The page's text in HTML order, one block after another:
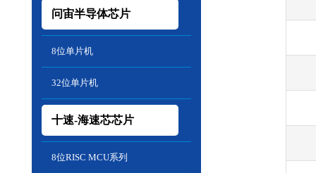
问宙半导体芯片
8位单片机
32位单片机
十速-海速芯芯片
8位RISC MCU系列